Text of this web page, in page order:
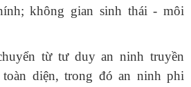
không gian sinh thái - môi
từ tư duy an ninh truyền
diện, trong đó an ninh phi